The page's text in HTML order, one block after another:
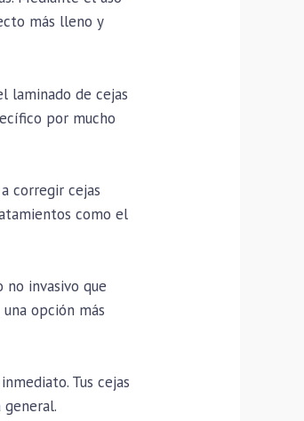
más lleno y
laminado de cejas
por mucho
corregir cejas
como el
invasivo que
opción más
Tus cejas